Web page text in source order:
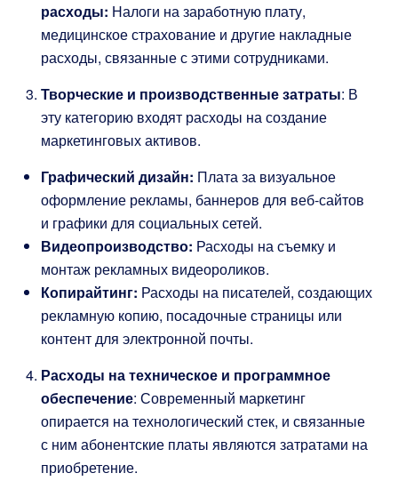
расходы: Налоги на заработную плату,
медицинское страхование и другие накладные
расходы, связанные с этими сотрудниками.
Творческие и производственные затраты: В
эту категорию входят расходы на создание
маркетинговых активов.
Графический дизайн: Плата за визуальное
оформление рекламы, баннеров для веб-сайтов
и графики для социальных сетей.
Видеопроизводство: Расходы на съемку и
монтаж рекламных видеороликов.
Копирайтинг: Расходы на писателей, создающих
рекламную копию, посадочные страницы или
контент для электронной почты.
Расходы на техническое и программное
обеспечение: Современный маркетинг
опирается на технологический стек, и связанные
с ним абонентские платы являются затратами на
приобретение.